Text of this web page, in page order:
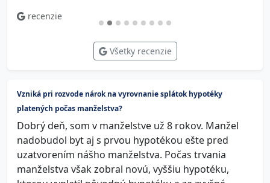
recenzie
Všetky recenzie
Vzniká pri rozvode nárok na vyrovnanie splátok hypotéky
platených počas manželstva?
Dobrý deň, som v manželstve už 8 rokov. Manžel
nadobudol byt aj s prvou hypotékou ešte pred
uzatvorením nášho manželstva. Počas trvania
manželstva však zobral novú, vyššiu hypotéku,